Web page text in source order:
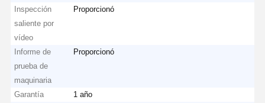
Inspección
saliente por
vídeo
Proporcionó
Informe de
prueba de
maquinaria
Proporcionó
Garantía
1 año